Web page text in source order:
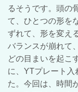
るそうです。頭の
て、ひとつの形を
ずれて、形を変え
バランスが崩れて
どの目まいを起こ
に、YTプレート入
た。今回は、時間